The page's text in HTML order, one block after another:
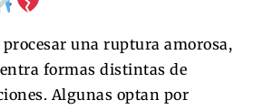
una ruptura amorosa,
formas distintas de
Algunas optan por